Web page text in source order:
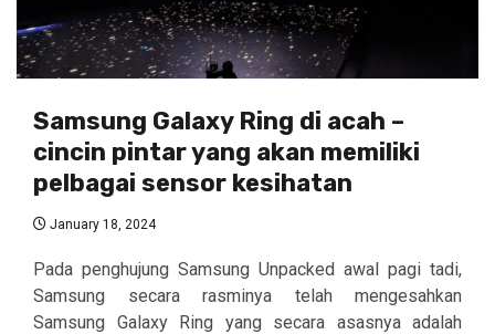
Samsung Galaxy Ring di acah –
cincin pintar yang akan memiliki
pelbagai sensor kesihatan
January 18, 2024
Pada penghujung Samsung Unpacked awal pagi tadi,
Samsung secara rasminya telah mengesahkan
Samsung Galaxy Ring yang secara asasnya adalah